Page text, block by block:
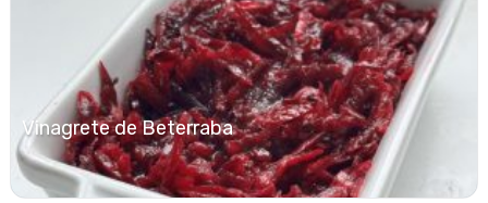
Vinagrete de Beterraba